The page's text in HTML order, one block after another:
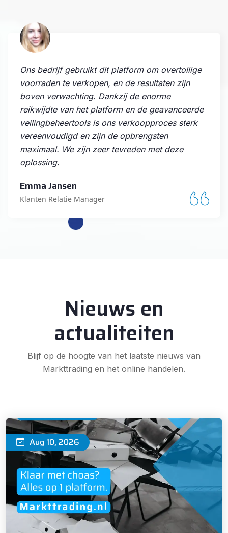
Als verzamelaar is Markttrading mijn favoriete
veilingplatform. De uitgebreide selectie en
betrouwbare verkopers zijn geweldig. Het biedt
een veilige en betrouwbare omgeving voor
zowel kopers als verkopers. Absoluut een
aanrader!
David Vermeulen
Project Manager IT
Nieuws en
actualiteiten
Blijf op de hoogte van het laatste nieuws van
Markttrading en het online handelen.
Aug 10, 2026